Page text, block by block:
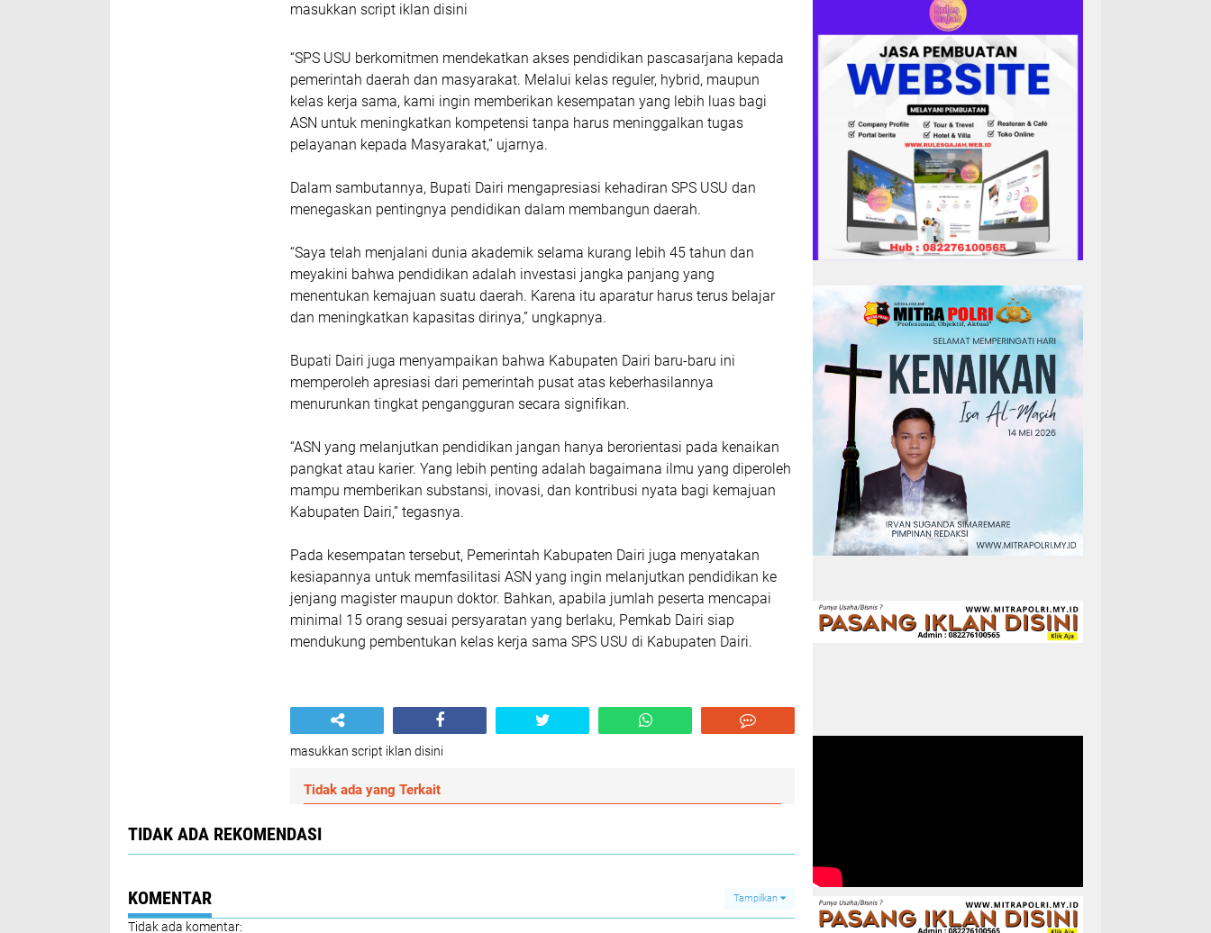
masukkan script iklan disini
“SPS USU berkomitmen mendekatkan akses pendidikan pascasarjana kepada
pemerintah daerah dan masyarakat. Melalui kelas reguler, hybrid, maupun
kelas kerja sama, kami ingin memberikan kesempatan yang lebih luas bagi
ASN untuk meningkatkan kompetensi tanpa harus meninggalkan tugas
pelayanan kepada Masyarakat,” ujarnya.
Dalam sambutannya, Bupati Dairi mengapresiasi kehadiran SPS USU dan
menegaskan pentingnya pendidikan dalam membangun daerah.
“Saya telah menjalani dunia akademik selama kurang lebih 45 tahun dan
meyakini bahwa pendidikan adalah investasi jangka panjang yang
menentukan kemajuan suatu daerah. Karena itu aparatur harus terus belajar
dan meningkatkan kapasitas dirinya,” ungkapnya.
Bupati Dairi juga menyampaikan bahwa Kabupaten Dairi baru-baru ini
memperoleh apresiasi dari pemerintah pusat atas keberhasilannya
menurunkan tingkat pengangguran secara signifikan.
“ASN yang melanjutkan pendidikan jangan hanya berorientasi pada kenaikan
pangkat atau karier. Yang lebih penting adalah bagaimana ilmu yang diperoleh
mampu memberikan substansi, inovasi, dan kontribusi nyata bagi kemajuan
Kabupaten Dairi,” tegasnya.
Pada kesempatan tersebut, Pemerintah Kabupaten Dairi juga menyatakan
kesiapannya untuk memfasilitasi ASN yang ingin melanjutkan pendidikan ke
jenjang magister maupun doktor. Bahkan, apabila jumlah peserta mencapai
minimal 15 orang sesuai persyaratan yang berlaku, Pemkab Dairi siap
mendukung pembentukan kelas kerja sama SPS USU di Kabupaten Dairi.
masukkan script iklan disini
Tidak ada yang Terkait
TIDAK ADA REKOMENDASI
KOMENTAR Tampilkan
Tidak ada komentar: